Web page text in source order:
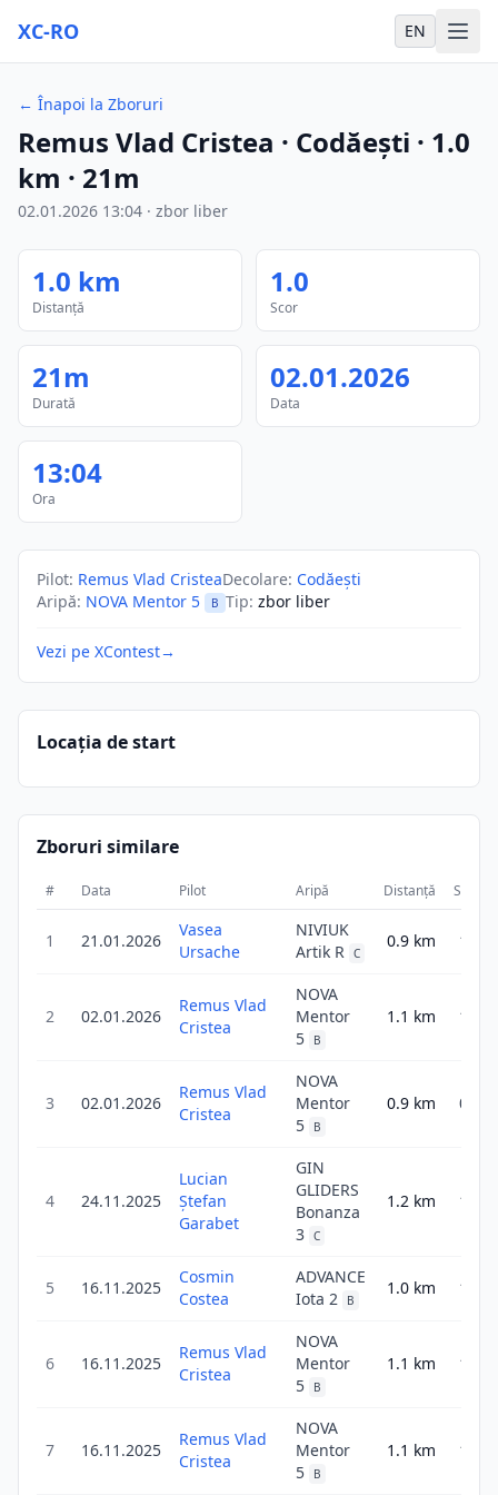
XC-RO EN
← Înapoi la Zboruri
Remus Vlad Cristea · Codăești · 1.0
km · 21m
02.01.2026 13:04 · zbor liber
1.0 km
Distanță
1.0
Scor
21m
Durată
02.01.2026
Data
13:04
Ora
Pilot: Remus Vlad CristeaDecolare: Codăești
Aripă: NOVA Mentor 5 B Tip: zbor liber
Vezi pe XContest→
Locația de start
Zboruri similare
# Data Pilot Aripă Distanță Scor
1 21.01.2026
Vasea
Ursache
NIVIUK
Artik R C
0.9 km 1.4
2 02.01.2026
Remus Vlad
Cristea
NOVA
Mentor
5
B
1.1 km 1.1
3 02.01.2026
Remus Vlad
Cristea
NOVA
Mentor
5
B
0.9 km 0.9
4 24.11.2025
Lucian
Ștefan
Garabet
GIN
GLIDERS
Bonanza
3 C
1.2 km 1.9
5 16.11.2025
Cosmin
Costea
ADVANCE
Iota 2
B
1.0 km 1.6
6 16.11.2025
Remus Vlad
Cristea
NOVA
Mentor
5
B
1.1 km 1.1
7 16.11.2025
Remus Vlad
Cristea
NOVA
Mentor
5
B
1.1 km 1.1